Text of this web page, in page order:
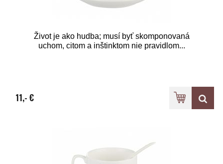
Život je ako hudba; musí byť skomponovaná
uchom, citom a inštinktom nie pravidlom...
11,- €